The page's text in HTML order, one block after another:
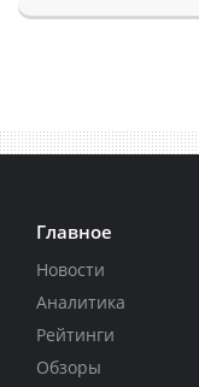
Главное
Новости
Аналитика
Рейтинги
Обзоры